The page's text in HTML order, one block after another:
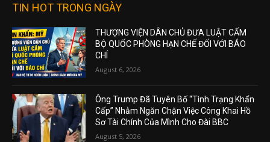
TIN HOT TRONG NGÀY
THƯỢNG VIỆN DÂN CHỦ ĐƯA LUẬT CẤM
BỘ QUỐC PHÒNG HẠN CHẾ ĐỐI VỚI BÁO
CHÍ
August 6, 2026
Ông Trump Đã Tuyên Bố “Tình Trạng Khẩn
Cấp” Nhằm Ngăn Chặn Việc Công Khai Hồ
Sơ Tài Chính Của Mình Cho Đài BBC
August 5, 2026